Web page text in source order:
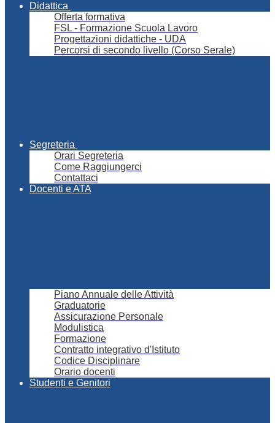
Didattica
Offerta formativa
FSL - Formazione Scuola Lavoro
Progettazioni didattiche - UDA
Percorsi di secondo livello (Corso Serale)
Segreteria
Orari Segreteria
Come Raggiungerci
Contattaci
Docenti e ATA
Piano Annuale delle Attività
Graduatorie
Assicurazione Personale
Modulistica
Formazione
Contratto integrativo d'Istituto
Codice Disciplinare
Orario docenti
Studenti e Genitori